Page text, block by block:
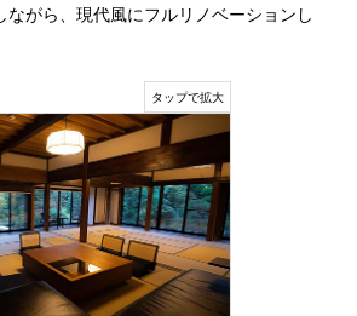
ながら、現代風にフルリノベーションし